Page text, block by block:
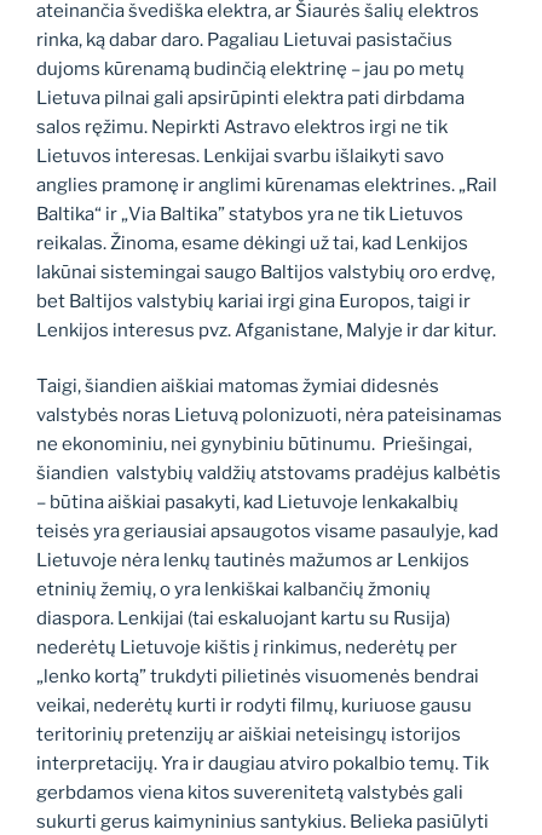
ateinančia švediška elektra, ar Šiaurės šalių elektros
rinka, ką dabar daro. Pagaliau Lietuvai pasistačius
dujoms kūrenamą budinčią elektrinę – jau po metų
Lietuva pilnai gali apsirūpinti elektra pati dirbdama
salos ręžimu. Nepirkti Astravo elektros irgi ne tik
Lietuvos interesas. Lenkijai svarbu išlaikyti savo
anglies pramonę ir anglimi kūrenamas elektrines. „Rail
Baltika“ ir „Via Baltika” statybos yra ne tik Lietuvos
reikalas. Žinoma, esame dėkingi už tai, kad Lenkijos
lakūnai sistemingai saugo Baltijos valstybių oro erdvę,
bet Baltijos valstybių kariai irgi gina Europos, taigi ir
Lenkijos interesus pvz. Afganistane, Malyje ir dar kitur.
Taigi, šiandien aiškiai matomas žymiai didesnės
valstybės noras Lietuvą polonizuoti, nėra pateisinamas
ne ekonominiu, nei gynybiniu būtinumu. Priešingai,
šiandien valstybių valdžių atstovams pradėjus kalbėtis
– būtina aiškiai pasakyti, kad Lietuvoje lenkakalbių
teisės yra geriausiai apsaugotos visame pasaulyje, kad
Lietuvoje nėra lenkų tautinės mažumos ar Lenkijos
etninių žemių, o yra lenkiškai kalbančių žmonių
diaspora. Lenkijai (tai eskaluojant kartu su Rusija)
nederėtų Lietuvoje kištis į rinkimus, nederėtų per
„lenko kortą” trukdyti pilietinės visuomenės bendrai
veikai, nederėtų kurti ir rodyti filmų, kuriuose gausu
teritorinių pretenzijų ar aiškiai neteisingų istorijos
interpretacijų. Yra ir daugiau atviro pokalbio temų. Tik
gerbdamos viena kitos suverenitetą valstybės gali
sukurti gerus kaimyninius santykius. Belieka pasiūlyti